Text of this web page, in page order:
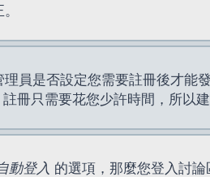
員是否設定您需要註冊後才能
冊只需要花您少許時間，所以建
動登入 的選項，那麼您登入討